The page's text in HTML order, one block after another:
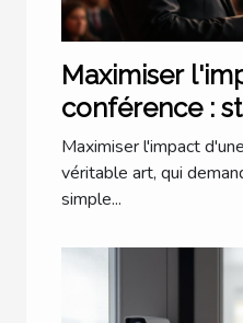
Maximiser
conférence :
astuces
Maximiser l'impact
véritable art, qui
simple...